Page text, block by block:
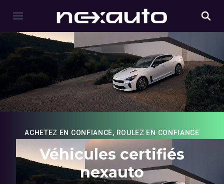
ACHETEZ EN CONFIANCE, ROULEZ EN CONFIANCE
Véhicules certifiés
nexauto